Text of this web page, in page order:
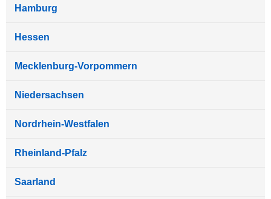
Hamburg
Hessen
Mecklenburg-Vorpommern
Niedersachsen
Nordrhein-Westfalen
Rheinland-Pfalz
Saarland